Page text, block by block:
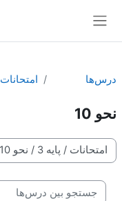
درس‌ها امتحانات
نحو 10
طبقه‌های درسی
جستجو بین درس‌ها